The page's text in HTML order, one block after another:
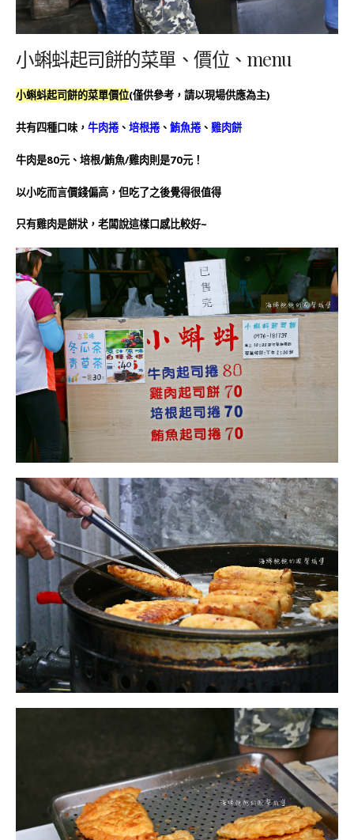
小蝌蚪起司餅的菜單、價位、menu
小蝌蚪起司餅的菜單價位(僅供參考，請以現場供應為主)
共有四種口味， 牛肉捲、 培根捲、 鮪魚捲、 雞肉餅
牛肉是80元、培根/鮪魚/雞肉則是70元！
以小吃而言價錢偏高，但吃了之後覺得很值得
只有雞肉是餅狀，老闆說這樣口感比較好~